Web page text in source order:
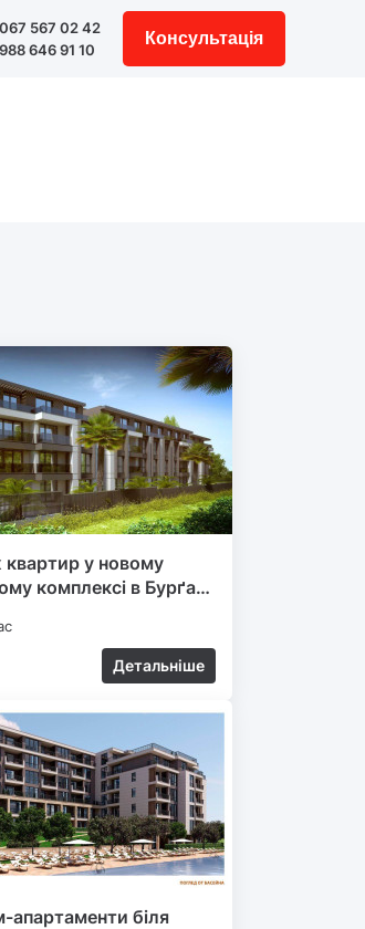
567 02 42
646 91 10
Консультація
у новому
комплексі в Бурґасі,
Детальніше
апартаменти біля